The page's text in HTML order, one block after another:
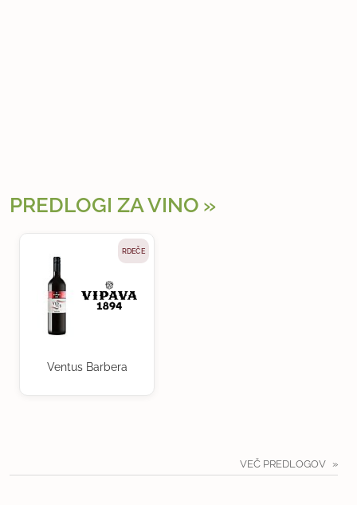
PREDLOGI ZA VINO
RDEČE
Ventus Barbera
VEČ PREDLOGOV